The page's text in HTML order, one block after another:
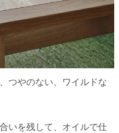
つやのない、ワイルドな
いを残して、オイルで仕